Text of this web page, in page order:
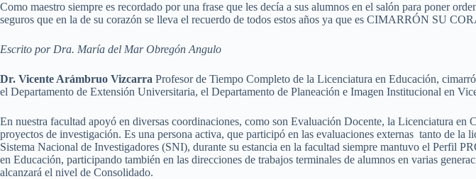
Como maestro siempre es recordado por una frase que les decía a sus alumnos en el salón para poner
seguros que en la de su corazón se lleva el recuerdo de todos estos años ya que es CIMARRÓN SU
Escrito por Dra. María del Mar Obregón Angulo
Dr. Vicente Arámbruo Vizcarra Profesor de Tiempo Completo de la Licenciatura en Educación,
el Departamento de Extensión Universitaria, el Departamento de Planeación e Imagen Institucional en
En nuestra facultad apoyó en diversas coordinaciones, como son Evaluación Docente, la Licenciatura
proyectos de investigación. Es una persona activa, que participó en las evaluaciones externas tanto de
Sistema Nacional de Investigadores (SNI), durante su estancia en la facultad siempre mantuvo el Perfil
en Educación, participando también en las direcciones de trabajos terminales de alumnos en varias
alcanzará el nivel de Consolidado.